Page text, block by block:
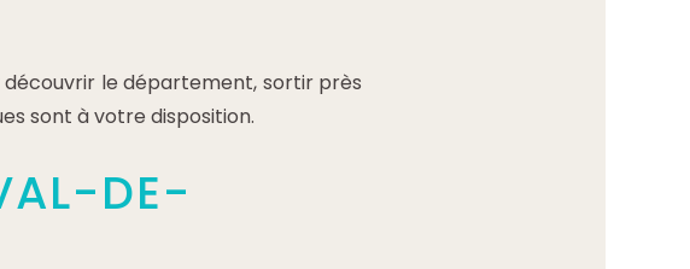
le département, sortir près
sont à votre disposition.
DE-